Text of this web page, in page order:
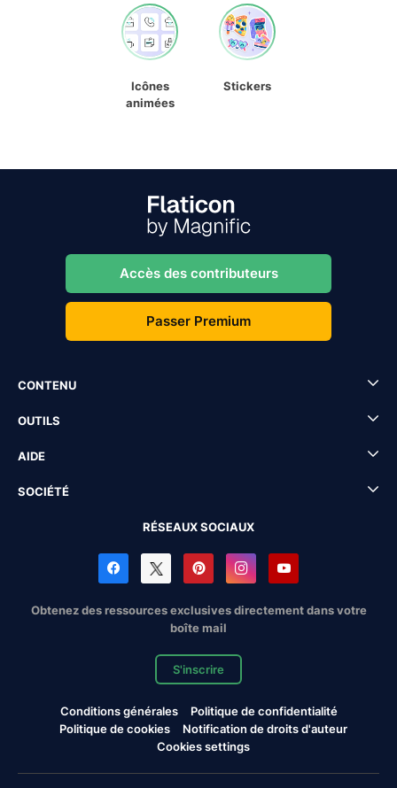
Icônes
animées
Stickers
Accès des contributeurs
Passer Premium
CONTENU
OUTILS
AIDE
SOCIÉTÉ
RÉSEAUX SOCIAUX
Obtenez des ressources exclusives directement dans votre
boîte mail
S'inscrire
Conditions générales
Politique de confidentialité
Politique de cookies
Notification de droits d'auteur
Cookies settings